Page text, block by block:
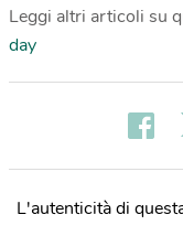
Leggi altri articoli su
day
L'autenticità di